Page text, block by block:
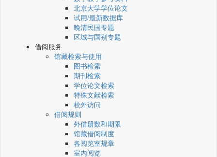
北京大学学位论文
试用/最新数据库
晚清民国专题
区域与国别专题
借阅服务
馆藏检索与使用
图书检索
期刊检索
学位论文检索
特殊文献检索
校外访问
借阅规则
外借册数和期限
馆藏借阅制度
各阅览室规章
室内阅览